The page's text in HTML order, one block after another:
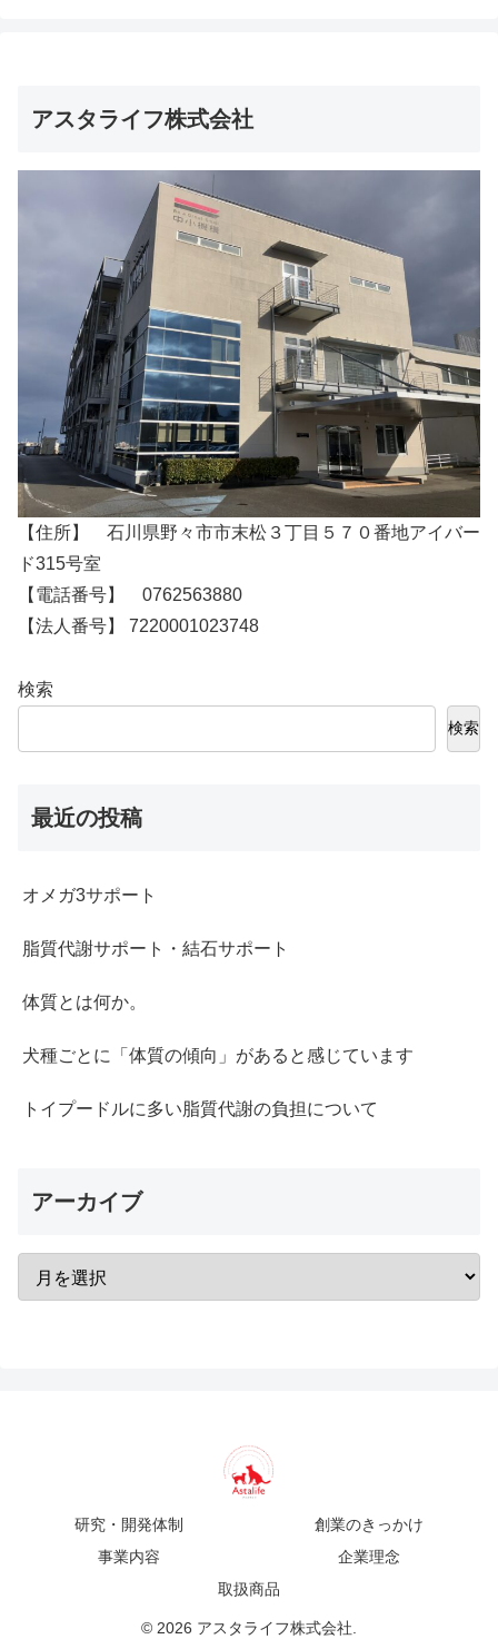
アスタライフ株式会社
【住所】 石川県野々市市末松３丁目５７０番地アイバー
ド315号室
【電話番号】 0762563880
【法人番号】 7220001023748
検索
検索
最近の投稿
オメガ3サポート
脂質代謝サポート・結石サポート
体質とは何か。
犬種ごとに「体質の傾向」があると感じています
トイプードルに多い脂質代謝の負担について
アーカイブ
研究・開発体制
創業のきっかけ
事業内容
企業理念
取扱商品
© 2026 アスタライフ株式会社.